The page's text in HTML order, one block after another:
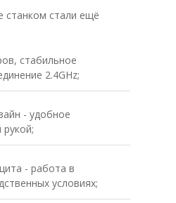
станком стали ещё
стабильное
2.4GHz;
- удобное
- работа в
условиях;